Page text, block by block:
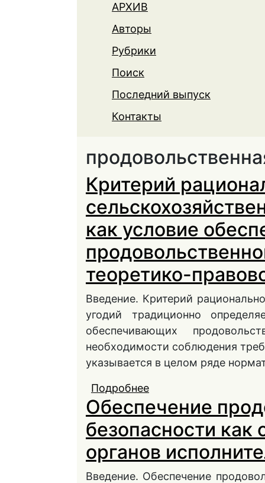
АРХИВ
Авторы
Рубрики
Поиск
Последний выпуск
Контакты
Критерий
как условие
теоретико-
Введение. Критерий
угодий традиционно
обеспечивающих
необходимости соблюдения
указывается в целом ряде
Подробнее
землепользования
безопасности:
Обеспечение
безопасности как
органов
Введение. Обеспечение